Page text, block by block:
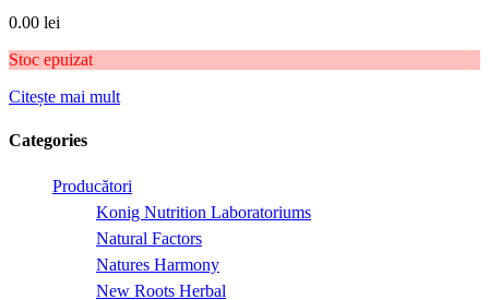
0.00 lei
Stoc epuizat
Citește mai mult
Categories
Producători
Konig Nutrition Laboratoriums
Natural Factors
Natures Harmony
New Roots Herbal